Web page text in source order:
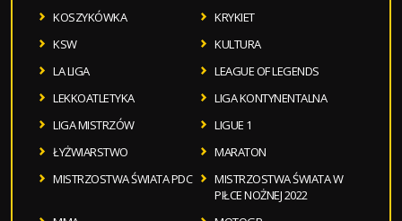
KOSZYKÓWKA
KRYKIET
KSW
KULTURA
LA LIGA
LEAGUE OF LEGENDS
LEKKOATLETYKA
LIGA KONTYNENTALNA
LIGA MISTRZÓW
LIGUE 1
ŁYŻWIARSTWO
MARATON
MISTRZOSTWA ŚWIATA PDC
MISTRZOSTWA ŚWIATA W
PIŁCE NOŻNEJ 2022